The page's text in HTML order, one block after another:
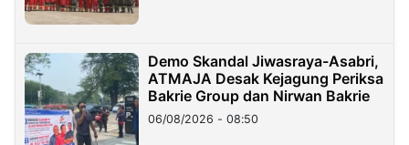
Demo Skandal Jiwasraya-Asabri,
ATMAJA Desak Kejagung Periksa
Bakrie Group dan Nirwan Bakrie
06/08/2026 - 08:50